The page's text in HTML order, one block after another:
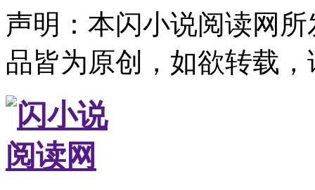
声明：本闪小说阅读网
品皆为原创，如欲转载